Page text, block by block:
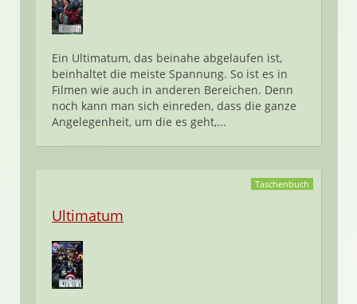
Ein Ultimatum, das beinahe abgelaufen ist,
beinhaltet die meiste Spannung. So ist es in
Filmen wie auch in anderen Bereichen. Denn
noch kann man sich einreden, dass die ganze
Angelegenheit, um die es geht,...
Taschenbuch
Ultimatum